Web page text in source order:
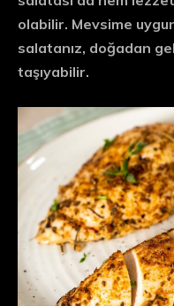
olabilir. Mevsime
salatanız, doğadan
taşıyabilir.